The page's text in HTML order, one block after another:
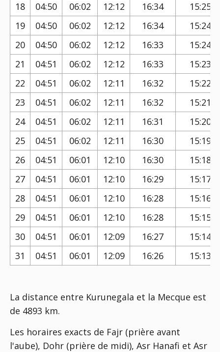
18
04:50 06:02 12:12 16:34
15:25
19
04:50 06:02 12:12 16:34
15:24
20
04:50 06:02 12:12 16:33
15:24
21
04:51 06:02 12:12 16:33
15:23
22
04:51 06:02 12:11 16:32
15:22
23
04:51 06:02 12:11 16:32
15:21
24
04:51 06:02 12:11 16:31
15:20
25
04:51 06:02 12:11 16:30
15:19
26
04:51 06:01 12:10 16:30
15:18
27
04:51 06:01 12:10 16:29
15:17
28
04:51 06:01 12:10 16:28
15:16
29
04:51 06:01 12:10 16:28
15:15
30
04:51 06:01 12:09 16:27
15:14
31
04:51 06:01 12:09 16:26 15:13
La distance entre Kurunegala et la Mecque est
de 4893 km.
Les horaires exacts de Fajr (prière avant
l'aube), Dohr (prière de midi), Asr Hanafi et Asr